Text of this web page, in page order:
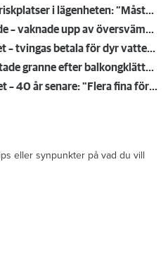
Så undviker du mögel – fyra riskplatser i lägenheten: ”Måste städa bort”
Satte på vattnet och somnade – vaknade upp av översvämning hos grannen
Rensade inte hålet i kylskåpet – tvingas betala för dyr vattenskada
Naken gängkriminell knivhotade granne efter balkongklättring
Kompisdealen blev verklighet – 40 år senare: "Flera fina fördelar med att dela bostad"
eller synpunkter på vad du vill